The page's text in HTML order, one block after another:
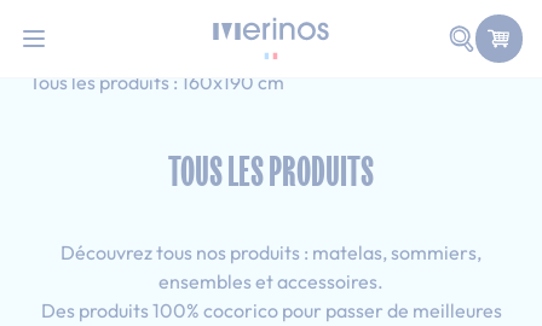
Faire
Accueil
Adulte
Tous les produits : 160x190 cm
TOUS LES PRODUITS
Découvrez tous nos produits : matelas, sommiers,
ensembles et accessoires.
Des produits 100% cocorico pour passer de meilleures